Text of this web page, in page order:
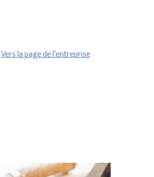
Vers la page de l’entreprise